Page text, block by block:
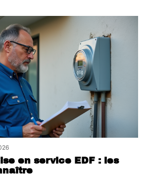
en service EDF : les